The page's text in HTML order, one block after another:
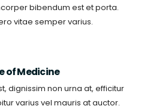
bibendum est et porta.
vitae semper varius.
of Medicine
dignissim non urna at, efficitur
varius vel mauris at auctor.